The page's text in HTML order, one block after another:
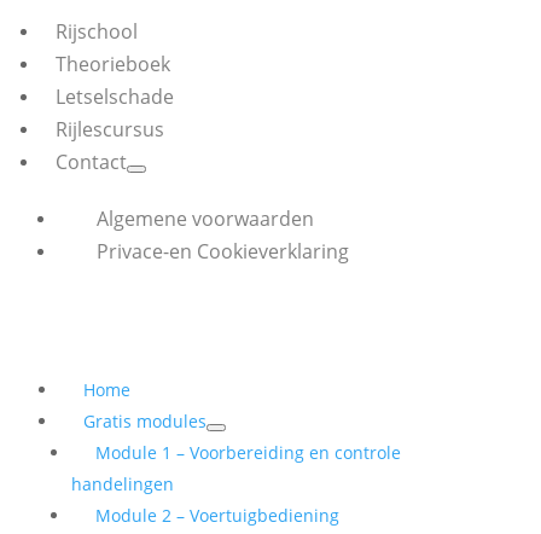
Rijschool
Theorieboek
Letselschade
Rijlescursus
Contact
Algemene voorwaarden
Privace-en Cookieverklaring
Home
Gratis modules
Module 1 – Voorbereiding en controle
handelingen
Module 2 – Voertuigbediening